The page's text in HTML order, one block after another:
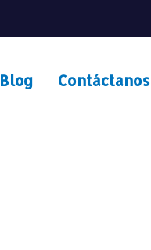
Blog Contáctanos